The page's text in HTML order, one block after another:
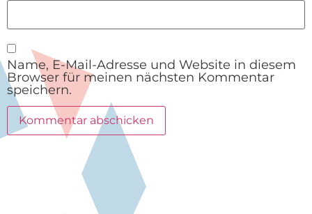
Name, E-Mail-Adresse und Website in diesem
Browser für meinen nächsten Kommentar
speichern.